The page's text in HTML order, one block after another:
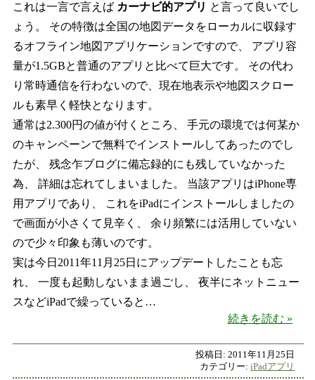
これは一言で言えば カーナビ的アプリ と言って良いでし
ょう。 その特徴は全国の地図データをローカルに収録す
るオフライン地図アプリケーションですので、 アプリ容
量が1.5GBと普通のアプリと比べて巨大です。 その代わ
り常時通信を行わないので、現在地表示や地図スクロー
ルも素早く軽快となります。
通常は2.300円の値が付くところ、 手元の環境では何某か
のキャンペーンで無料でインストールしてあったのでし
たが、 残念乍ブログに備忘録的にも残していなかった
為、 詳細は忘れてしまいました。 当該アプリはiPhone専
用アプリであり、 これをiPadにインストールしましたの
で画面が小さくて見辛く、 余り頻繁には活用していない
ので少々印象も薄いのです。
実は今日2011年11月25日にアップデートしたことも忘
れ、 一度も起動しないまま過ごし、 夜半にネットニュー
スなどiPadで繰っていると…
続きを読む Map
投稿日:2011年11月25日
カテゴリー:iPadアプリ